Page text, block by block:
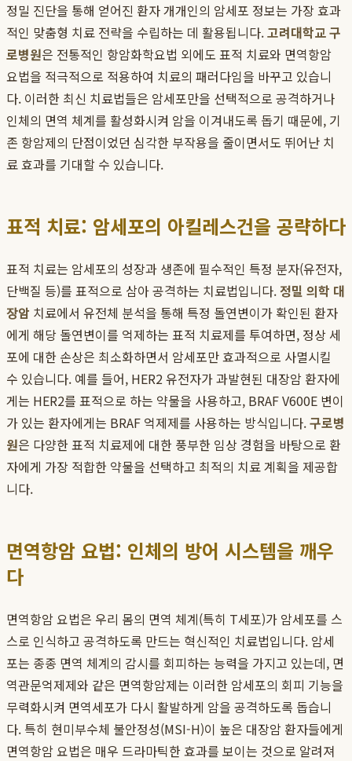
정밀 진단을 통해 얻어진 환자 개개인의 암세포 정보는 가장 효과
적인 맞춤형 치료 전략을 수립하는 데 활용됩니다.고려대학교 구
로병원은 전통적인 항암화학요법 외에도 표적 치료와 면역항암
요법을 적극적으로 적용하여 치료의 패러다임을 바꾸고 있습니
다. 이러한 최신 치료법들은 암세포만을 선택적으로 공격하거나
인체의 면역 체계를 활성화시켜 암을 이겨내도록 돕기 때문에, 기
존 항암제의 단점이었던 심각한 부작용을 줄이면서도 뛰어난 치
료 효과를 기대할 수 있습니다.
표적 치료: 암세포의 아킬레스건을 공략하다
표적 치료는 암세포의 성장과 생존에 필수적인 특정 분자(유전자,
단백질 등)를 표적으로 삼아 공격하는 치료법입니다. 정밀 의학 대
장암 치료에서 유전체 분석을 통해 특정 돌연변이가 확인된 환자
에게 해당 돌연변이를 억제하는 표적 치료제를 투여하면, 정상 세
포에 대한 손상은 최소화하면서 암세포만 효과적으로 사멸시킬
수 있습니다. 예를 들어, HER2 유전자가 과발현된 대장암 환자에
게는 HER2를 표적으로 하는 약물을 사용하고, BRAF V600E 변이
가 있는 환자에게는 BRAF 억제제를 사용하는 방식입니다.구로병
원은 다양한 표적 치료제에 대한 풍부한 임상 경험을 바탕으로 환
자에게 가장 적합한 약물을 선택하고 최적의 치료 계획을 제공합
니다.
면역항암 요법: 인체의 방어 시스템을 깨우
다
면역항암 요법은 우리 몸의 면역 체계(특히 T세포)가 암세포를 스
스로 인식하고 공격하도록 만드는 혁신적인 치료법입니다. 암세
포는 종종 면역 체계의 감시를 회피하는 능력을 가지고 있는데, 면
역관문억제제와 같은 면역항암제는 이러한 암세포의 회피 기능을
무력화시켜 면역세포가 다시 활발하게 암을 공격하도록 돕습니
다. 특히 현미부수체 불안정성(MSI-H)이 높은 대장암 환자들에게
면역항암 요법은 매우 드라마틱한 효과를 보이는 것으로 알려져